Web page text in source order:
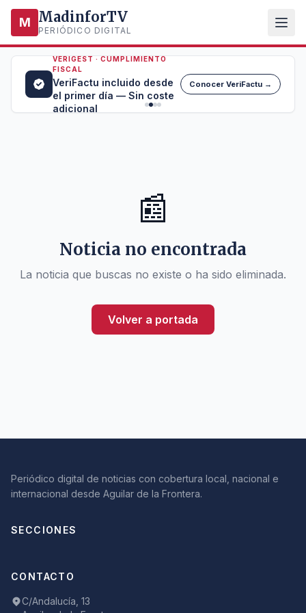
M MadinforTV
PERIÓDICO DIGITAL
VERIGEST · CUMPLIMIENTO
FISCAL
VeriFactu incluido desde
el primer día — Sin coste
adicional
Conocer VeriFactu →
📰
Noticia no encontrada
La noticia que buscas no existe o ha sido eliminada.
Volver a portada
Periódico digital de noticias con cobertura local, nacional e
internacional desde Aguilar de la Frontera.
SECCIONES
CONTACTO
C/Andalucía, 13